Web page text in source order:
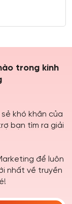
trong kinh
khó khăn của
bạn tìm ra giải
để luôn
nhất về truyền